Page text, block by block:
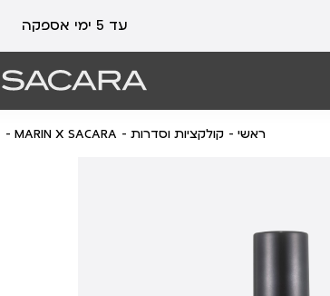
עד 5 ימי אספקה
ראשי קולקציות וסדרות MARIN X SACARA